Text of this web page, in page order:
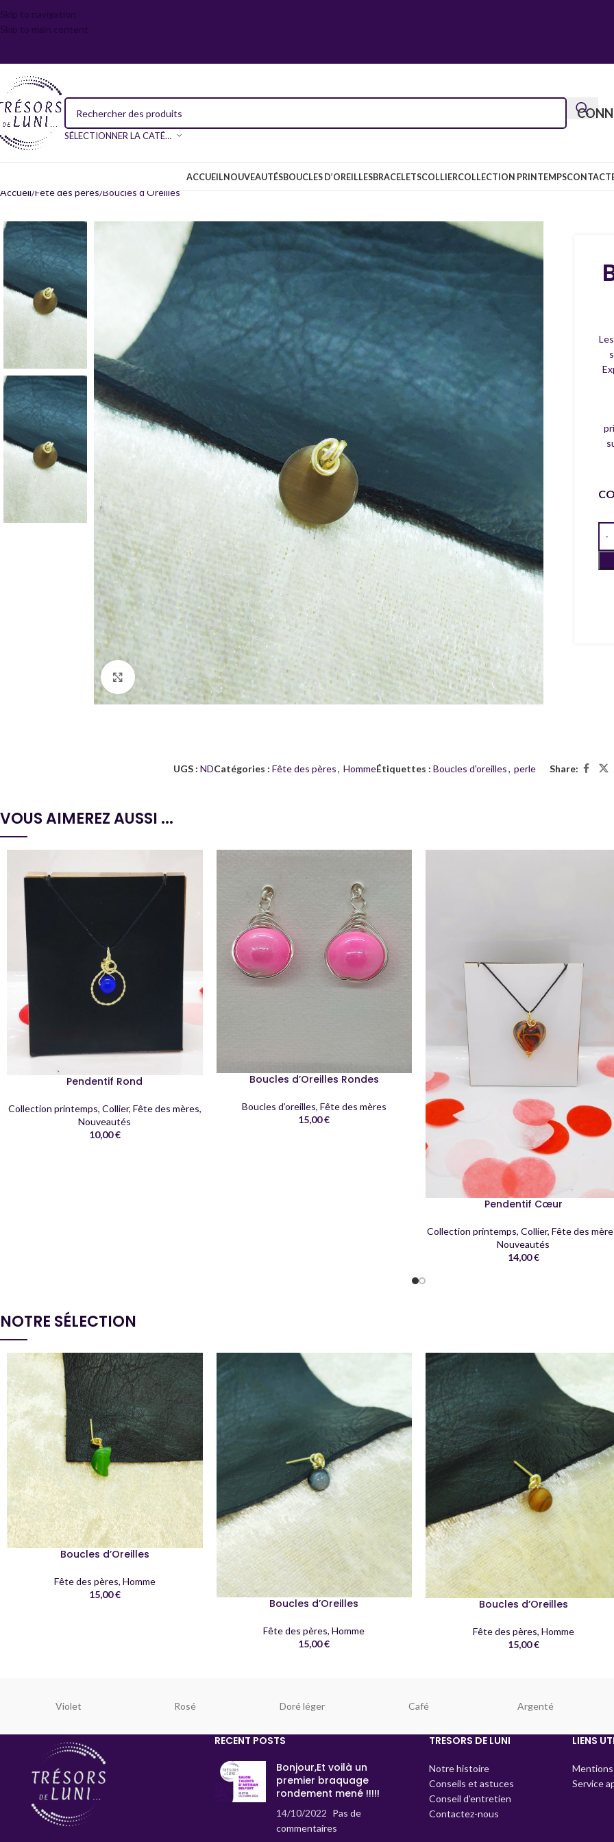
Skip to navigation
Skip to main content
SÉLECTIONNER LA CATÉGORIE
ACCUEILNOUVEAUTÉSBOUCLES D’OREILLESBRACELETSCOLLIERCOLLECTION PRINTEMPS
Accueil Fête des pères Boucles d’Oreilles
Agrandir
UGS : NDCatégories : Fête des pères, HommeÉtiquettes : Boucles d'oreilles, perle Share:
VOUS AIMEREZ AUSSI ...
Pendentif Rond
Collection printemps, Collier, Fête des mères,
Nouveautés
10,00€
Boucles d’Oreilles Rondes
Boucles d’oreilles, Fête des mères
15,00€
Pendentif Cœur
Collection printemps, Collier, Fête des
Nouveautés
14,00€
NOTRE SÉLECTION
Boucles d’Oreilles
Fête des pères, Homme
15,00€
Boucles d’Oreilles
Fête des pères,Homme
15,00€
Boucles d’Oreilles
Fête des pères, Homme
15,00€
Violet Rosé Doré léger Café Argenté
RECENT POSTS
Bonjour,Et voilà un
premier braquage
rondement mené !!!!!
14/10/2022 Pas de
commentaires
TRESORS DE LUNI
Notre histoire
Conseils et astuces
Conseil d’entretien
Contactez-nous
LIENS
Mentions
Service